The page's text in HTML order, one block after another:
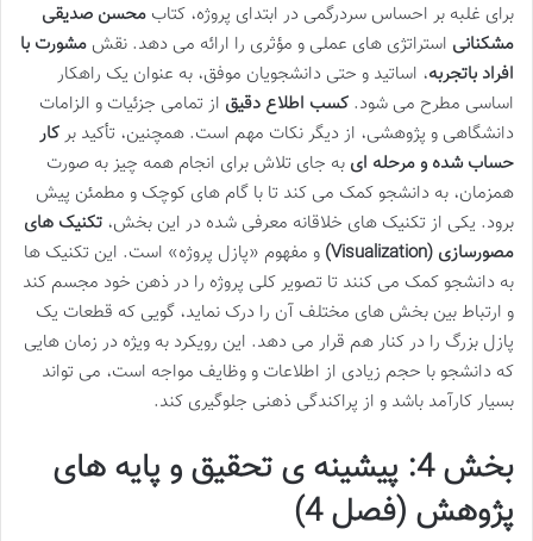
برای غلبه بر احساس سردرگمی در ابتدای پروژه، کتاب محسن صدیقی
مشکنانی استراتژی های عملی و مؤثری را ارائه می دهد. نقش مشورت با
افراد باتجربه، اساتید و حتی دانشجویان موفق، به عنوان یک راهکار
اساسی مطرح می شود. کسب اطلاع دقیق از تمامی جزئیات و الزامات
دانشگاهی و پژوهشی، از دیگر نکات مهم است. همچنین، تأکید برکار
حساب شده و مرحله ای به جای تلاش برای انجام همه چیز به صورت
همزمان، به دانشجو کمک می کند تا با گام های کوچک و مطمئن پیش
برود. یکی از تکنیک های خلاقانه معرفی شده در این بخش، تکنیک های
مصورسازی (Visualization)
و مفهوم «پازل پروژه» است. این تکنیک ها
به دانشجو کمک می کنند تا تصویر کلی پروژه را در ذهن خود مجسم کند
و ارتباط بین بخش های مختلف آن را درک نماید، گویی که قطعات یک
پازل بزرگ را در کنار هم قرار می دهد. این رویکرد به ویژه در زمان هایی
که دانشجو با حجم زیادی از اطلاعات و وظایف مواجه است، می تواند
بسیار کارآمد باشد و از پراکندگی ذهنی جلوگیری کند.
بخش 4: پیشینه ی تحقیق و پایه های
پژوهش (فصل 4)